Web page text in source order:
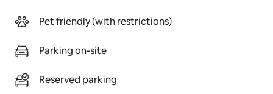
Pet friendly (with restrictions)
Parking on-site
Reserved parking